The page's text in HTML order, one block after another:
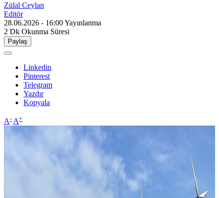
Zülal Ceylan
Editör
28.06.2026 - 16:00Yayınlanma
2 Dk Okunma Süresi
Paylaş
Linkedin
Pinterest
Telegram
Yazdır
Kopyala
A- A+